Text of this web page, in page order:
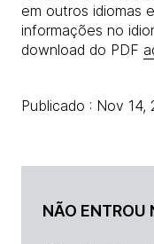
em outros idiomas
informações no
download do PDF
Publicado : Nov 14,
NÃO ENTROU